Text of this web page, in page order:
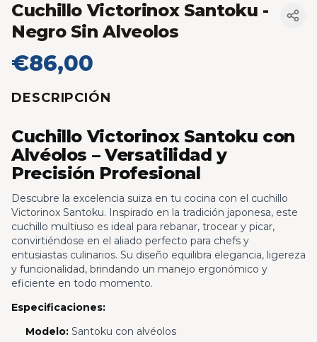
Cuchillo Victorinox Santoku -
Negro Sin Alveolos
€86,00
DESCRIPCIÓN
Cuchillo Victorinox Santoku con
Alvéolos – Versatilidad y
Precisión Profesional
Descubre la excelencia suiza en tu cocina con el cuchillo
Victorinox Santoku. Inspirado en la tradición japonesa, este
cuchillo multiuso es ideal para rebanar, trocear y picar,
convirtiéndose en el aliado perfecto para chefs y
entusiastas culinarios. Su diseño equilibra elegancia, ligereza
y funcionalidad, brindando un manejo ergonómico y
eficiente en todo momento.
Especificaciones:
Modelo:Santoku con alvéolos